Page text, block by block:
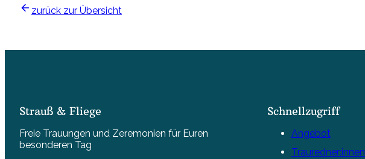
zurück zur Übersicht
Strauß & Fliege
Freie Trauungen und Zeremonien für Euren
besonderen Tag
Schnellzugriff
Angebot
Trauredner:innen